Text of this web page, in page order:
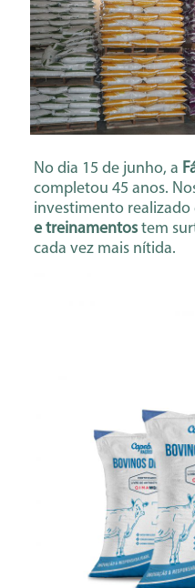
No dia 15 de junho, a
completou 45 anos.
investimento realizado
e treinamentostem
cada vez mais nítida.